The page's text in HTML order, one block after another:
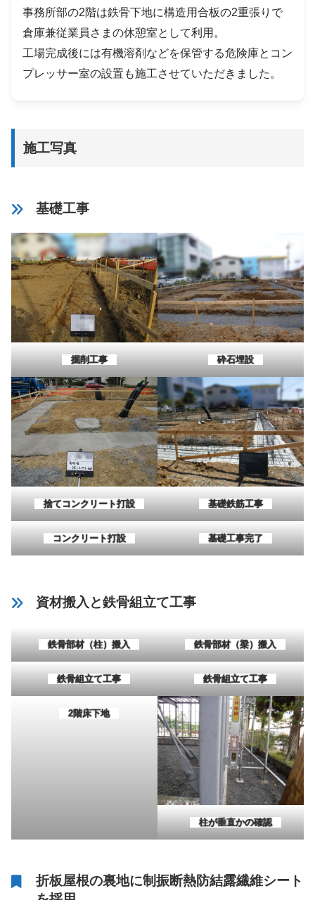
事務所部の2階は鉄骨下地に構造用合板の2重張りで
倉庫兼従業員さまの休憩室として利用。
工場完成後には有機溶剤などを保管する危険庫とコン
プレッサー室の設置も施工させていただきました。
施工写真
基礎工事
掘削工事 砕石埋設
捨てコンクリート打設 基礎鉄筋工事
コンクリート打設 基礎工事完了
資材搬入と鉄骨組立て工事
鉄骨部材（柱）搬入 鉄骨部材（梁）搬入
鉄骨組立て工事 鉄骨組立て工事
2階床下地
柱が垂直かの確認
折板屋根の裏地に制振断熱防結露繊維シート